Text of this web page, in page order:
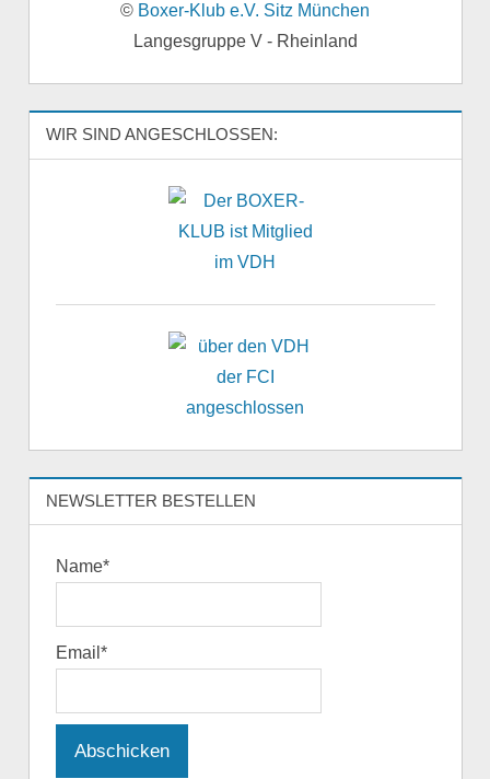
© Boxer-Klub e.V. Sitz München
Langesgruppe V - Rheinland
WIR SIND ANGESCHLOSSEN:
NEWSLETTER BESTELLEN
Name*
Email*